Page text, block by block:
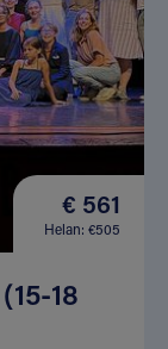
€ 561
Helan: €505
18